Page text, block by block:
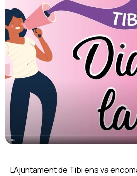
L’Ajuntament de Tibi ens va